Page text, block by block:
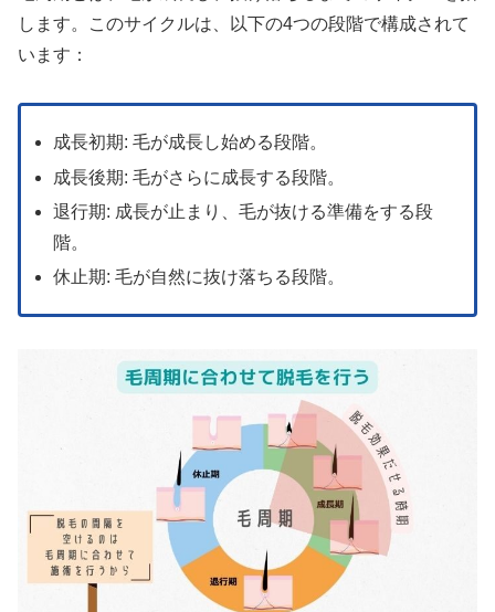
します。このサイクルは、以下の4つの段階で構成されて
います：
成長初期: 毛が成長し始める段階。
成長後期: 毛がさらに成長する段階。
退行期: 成長が止まり、毛が抜ける準備をする段
階。
休止期: 毛が自然に抜け落ちる段階。